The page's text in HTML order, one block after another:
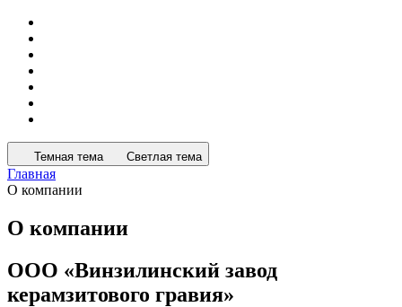
Темная тема Светлая тема
Главная
О компании
О компании
ООО «Винзилинский завод
керамзитового гравия»